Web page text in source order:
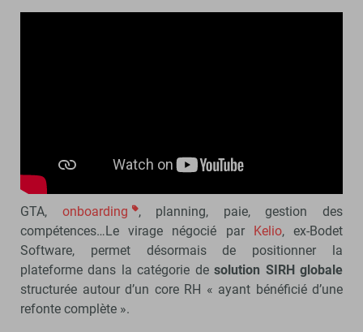
GTA, onboarding
, planning, paie, gestion des
compétences…Le virage négocié par Kelio, ex-Bodet
Software, permet désormais de positionner la
plateforme dans la catégorie desolution SIRH globale
structurée autour d’un core RH « ayant bénéficié d’une
refonte complète ».